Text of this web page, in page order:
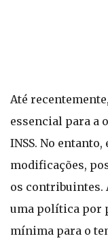
Até
essencial para a
INSS. No
modificações,
os contribuintes.
uma política por
mínima para o